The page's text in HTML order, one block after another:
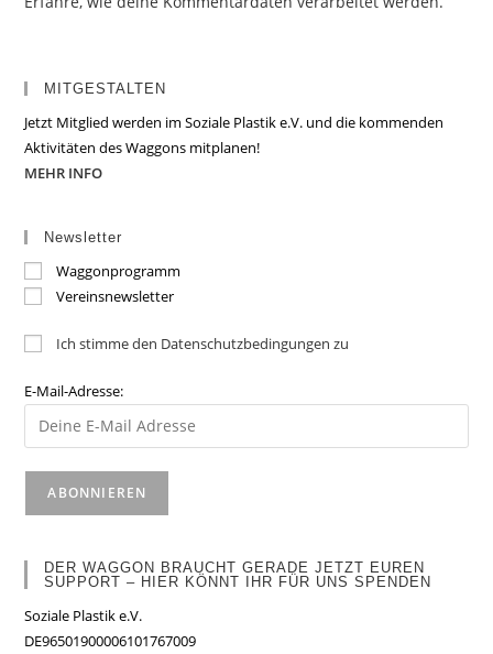
MITGESTALTEN
Jetzt Mitglied werden im Soziale Plastik e.V. und die kommenden
Aktivitäten des Waggons mitplanen!
MEHR INFO
Newsletter
Waggonprogramm
Vereinsnewsletter
Ich stimme den Datenschutzbedingungen zu
E-Mail-Adresse:
DER WAGGON BRAUCHT GERADE JETZT EUREN
SUPPORT – HIER KÖNNT IHR FÜR UNS SPENDEN
Soziale Plastik e.V.
DE96501900006101767009